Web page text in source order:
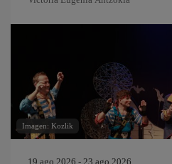
Imagen: Kozlik
19 ago 2026 - 23 ago 2026